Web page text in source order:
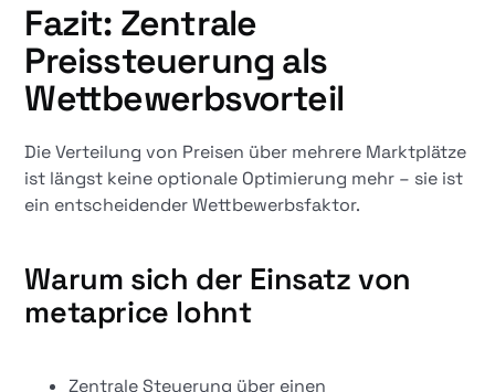
Fazit: Zentrale
Preissteuerung als
Wettbewerbsvorteil
Die Verteilung von Preisen über mehrere Marktplätze
ist längst keine optionale Optimierung mehr – sie ist
ein entscheidender Wettbewerbsfaktor.
Warum sich der Einsatz von
metaprice lohnt
Zentrale Steuerung über einen